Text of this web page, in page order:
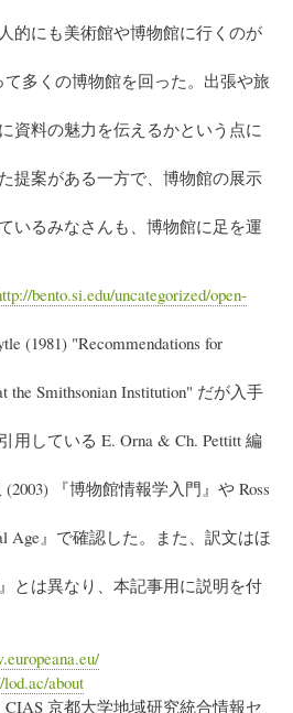
的にも美術館や博物館に行くのが
多くの博物館を回った。出張や旅
資料の魅力を伝えるかという点に
提案がある一方で、博物館の展示
いるみなさんも、博物館に足を運
bento.si.edu/uncategorized/open-
(1981) "Recommendations for
Smithsonian Institution" だが入手
している E. Orna & Ch. Pettitt 編
『博物館情報学入門』や Ross
』で確認した。また、訳文はほ
は異なり、本記事用に説明を付
about
CIAS 京都大学地域研究統合情報セ